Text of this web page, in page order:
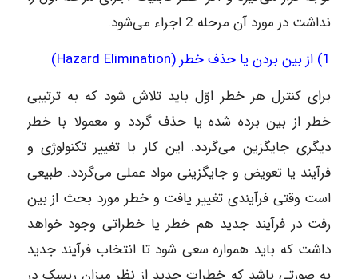
نداشت در مورد آن مرحله 2 اجراء می‌شود.
1) از بین بردن یا حذف خطر (Hazard Elimination)
برای کنترل هر خطر اوّل باید تلاش شود که به ترتیبی
خطر از بین برده شده یا حذف گردد و معمولا با خطر
دیگری جایگزین می‌گردد. این کار با تغییر تکنولوژی و
فرآیند یا تعویض و جایگزینی مواد عملی می‌گردد. طبیعی
است وقتی فرآیندی تغییر یافت و خطر مورد بحث از بین
رفت در فرآیند جدید هم خطر یا خطراتی وجود خواهد
داشت که باید همواره سعی شود تا انتخاب فرآیند جدید